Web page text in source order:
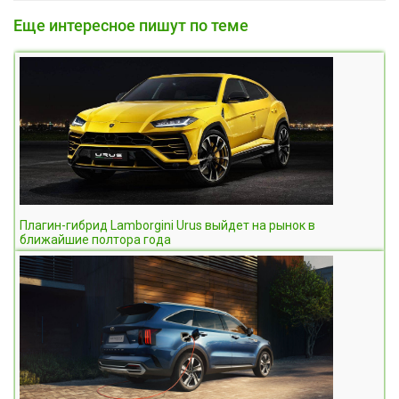
Еще интересное пишут по теме
Плагин-гибрид Lamborgini Urus выйдет на рынок в
ближайшие полтора года